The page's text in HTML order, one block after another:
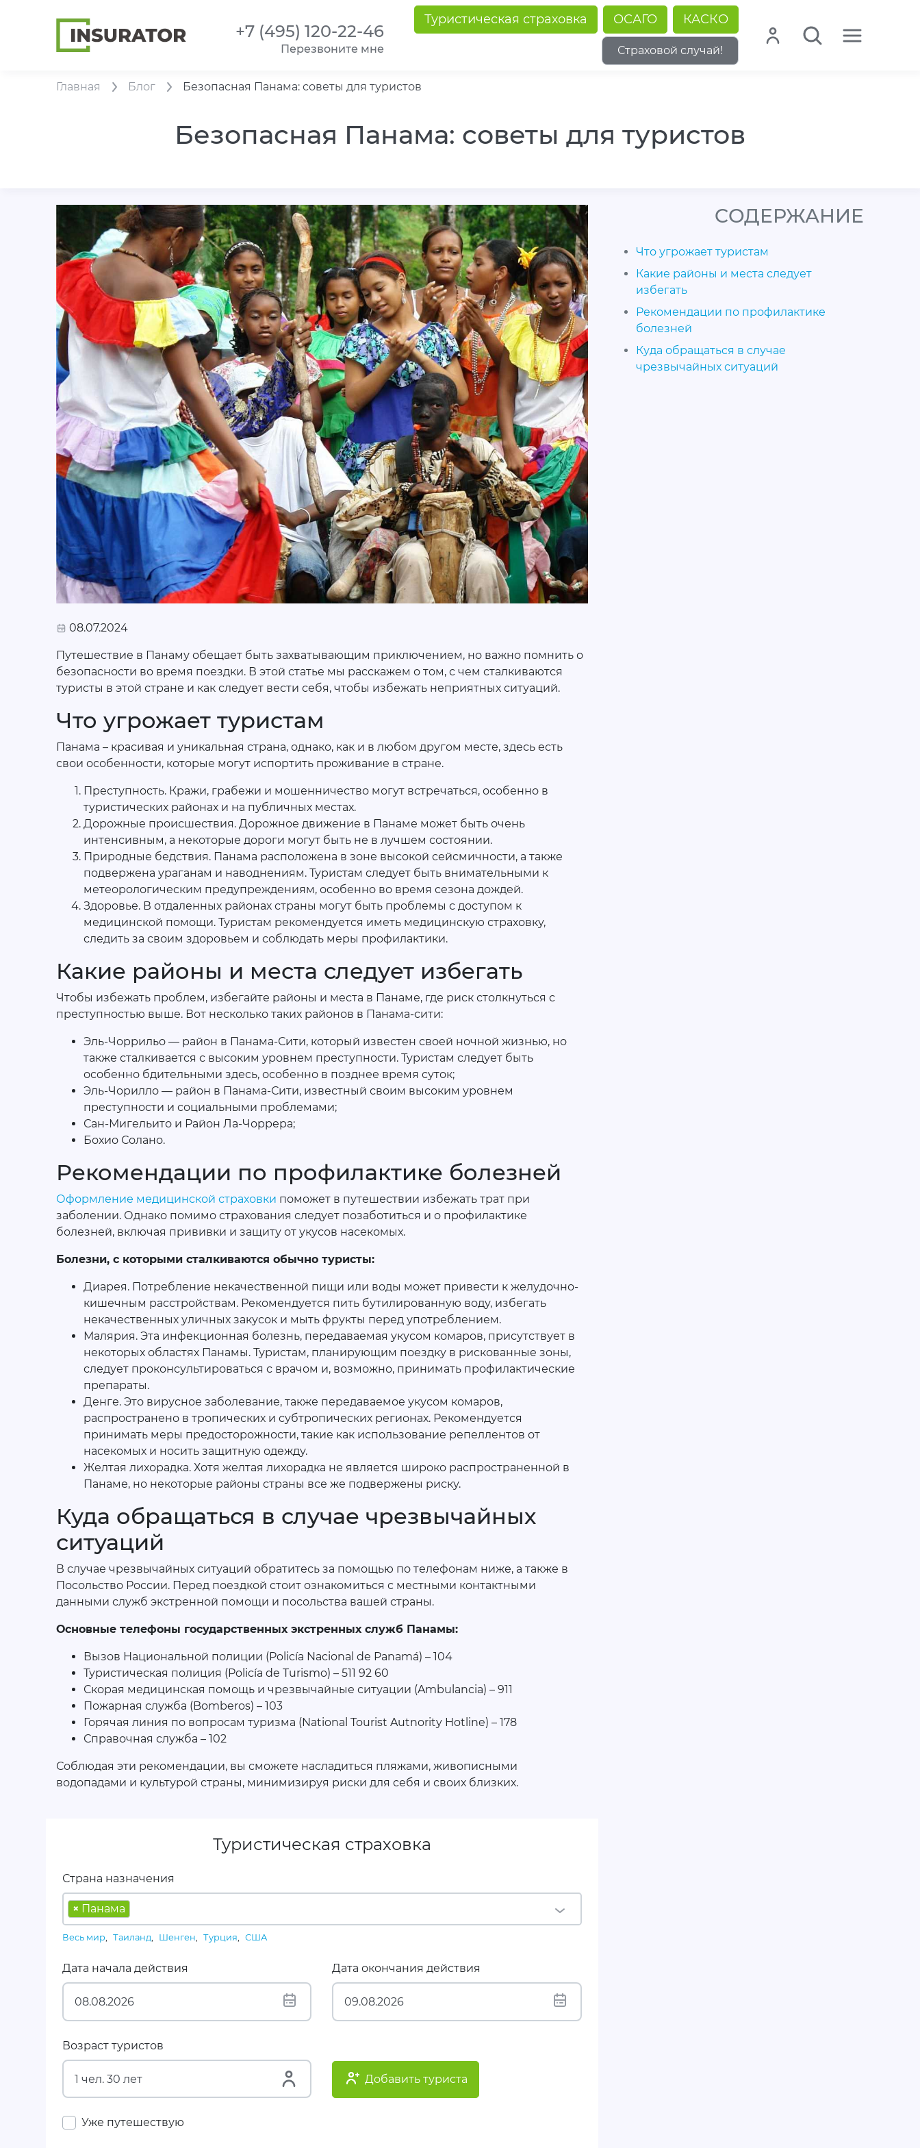
+7 (495) 120-22-46
Перезвоните мне
Туристическая страховка ОСАГО КАСКО
Страховой случай!
Главная Блог Безопасная Панама: советы для туристов
Безопасная Панама: советы для туристов
08.07.2024
Путешествие в Панаму обещает быть захватывающим приключением, но важно помнить о
безопасности во время поездки. В этой статье мы расскажем о том, с чем сталкиваются
туристы в этой стране и как следует вести себя, чтобы избежать неприятных ситуаций.
Что угрожает туристам
Панама – красивая и уникальная страна, однако, как и в любом другом месте, здесь есть
свои особенности, которые могут испортить проживание в стране.
Преступность. Кражи, грабежи и мошенничество могут встречаться, особенно в
туристических районах и на публичных местах.
Дорожные происшествия. Дорожное движение в Панаме может быть очень
интенсивным, а некоторые дороги могут быть не в лучшем состоянии.
Природные бедствия. Панама расположена в зоне высокой сейсмичности, а также
подвержена ураганам и наводнениям. Туристам следует быть внимательными к
метеорологическим предупреждениям, особенно во время сезона дождей.
Здоровье. В отдаленных районах страны могут быть проблемы с доступом к
медицинской помощи. Туристам рекомендуется иметь медицинскую страховку,
следить за своим здоровьем и соблюдать меры профилактики.
Какие районы и места следует избегать
Чтобы избежать проблем, избегайте районы и места в Панаме, где риск столкнуться с
преступностью выше. Вот несколько таких районов в Панама-сити:
Эль-Чоррильо — район в Панама-Сити, который известен своей ночной жизнью, но
также сталкивается с высоким уровнем преступности. Туристам следует быть
особенно бдительными здесь, особенно в позднее время суток;
Эль-Чорилло — район в Панама-Сити, известный своим высоким уровнем
преступности и социальными проблемами;
Сан-Мигельито и Район Ла-Чоррера;
Бохио Солано.
Рекомендации по профилактике болезней
Оформление медицинской страховки поможет в путешествии избежать трат при
заболении. Однако помимо страхования следует позаботиться и о профилактике
болезней, включая прививки и защиту от укусов насекомых.
Болезни, с которыми сталкиваются обычно туристы:
Диарея. Потребление некачественной пищи или воды может привести к желудочно-
кишечным расстройствам. Рекомендуется пить бутилированную воду, избегать
некачественных уличных закусок и мыть фрукты перед употреблением.
Малярия. Эта инфекционная болезнь, передаваемая укусом комаров, присутствует в
некоторых областях Панамы. Туристам, планирующим поездку в рискованные зоны,
следует проконсультироваться с врачом и, возможно, принимать профилактические
препараты.
Денге. Это вирусное заболевание, также передаваемое укусом комаров,
распространено в тропических и субтропических регионах. Рекомендуется
принимать меры предосторожности, такие как использование репеллентов от
насекомых и носить защитную одежду.
Желтая лихорадка. Хотя желтая лихорадка не является широко распространенной в
Панаме, но некоторые районы страны все же подвержены риску.
Куда обращаться в случае чрезвычайных
ситуаций
В случае чрезвычайных ситуаций обратитесь за помощью по телефонам ниже, а также в
Посольство России. Перед поездкой стоит ознакомиться с местными контактными
данными служб экстренной помощи и посольства вашей страны.
Основные телефоны государственных экстренных служб Панамы:
Вызов Национальной полиции (Policía Nacional de Panamá) – 104
Туристическая полиция (Policía de Turismo) – 511 92 60
Скорая медицинская помощь и чрезвычайные ситуации (Ambulancia) – 911
Пожарная служба (Bomberos) – 103
Горячая линия по вопросам туризма (National Tourist Autnority Hotline) – 178
Справочная служба – 102
Соблюдая эти рекомендации, вы сможете насладиться пляжами, живописными
водопадами и культурой страны, минимизируя риски для себя и своих близких.
Туристическая страховка
Страна назначения
× Панама
Весь мир, Таиланд, Шенген, Турция, США
Дата начала действия Дата окончания действия
Возраст туристов
Добавить туриста
Уже путешествую
CОДЕРЖАНИЕ
Что угрожает туристам
Какие районы и места следует
избегать
Рекомендации по профилактике
болезней
Куда обращаться в случае
чрезвычайных ситуаций